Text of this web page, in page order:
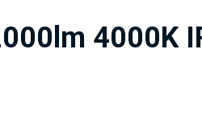
4000K